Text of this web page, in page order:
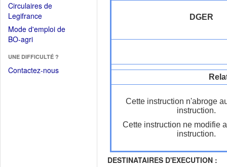
Circulaires de
Legifrance(Ouvrir
dans
une
fenêtre)
Mode d'emploi de
BO-agri(Ouvrir
une
nouvelle
UNE DIFFICULTÉ ?
Contactez-nous
DGER
Cette instruction n'abroge
instruction.
Cette instruction ne modifie
instruction.
DESTINATAIRES D'EXECUTION :